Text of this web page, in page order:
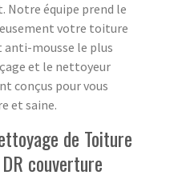
équipe prend le
votre toiture
mousse le plus
et le nettoyeur
conçus pour vous
et saine.
de Toiture
couverture